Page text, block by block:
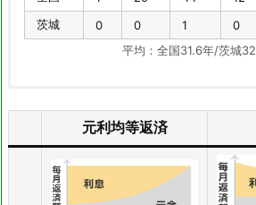
茨城
0 0 1 0
平均：全国31.6年/茨城
10
年
～
15
年
16～
21～
全国 260 320
茨城
0 1 11 27
元利均等返済